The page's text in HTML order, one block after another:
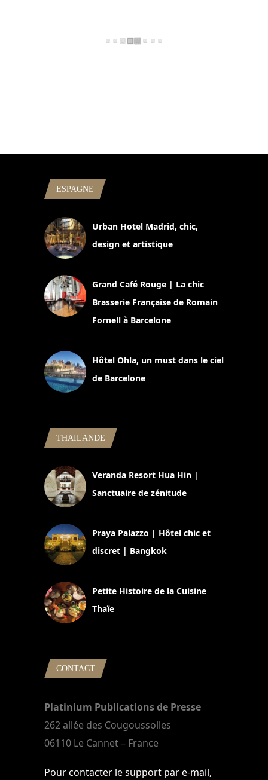
ESPAGNE
Urban Hotel Madrid, chic,
design et artistique
Grand Café Rouge | La chic
Brasserie Française de Romain
Fornell à Barcelone
Hôtel Ohla, un must dans le ciel
de Barcelone
THAILANDE
Veranda Resort Hua Hin |
Sanctuaire de zénitude
Praya Palazzo | Hôtel chic et
discret | Bangkok
Petite Histoire de la Cuisine
Thaïe
CONTACT
Platinium Publications de Presse
262 allée des Cougoussolles
06110 Le Cannet – France
Pour contacter le support par e-mail,